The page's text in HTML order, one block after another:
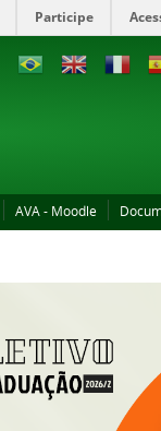
Participe
AVA - Moodle